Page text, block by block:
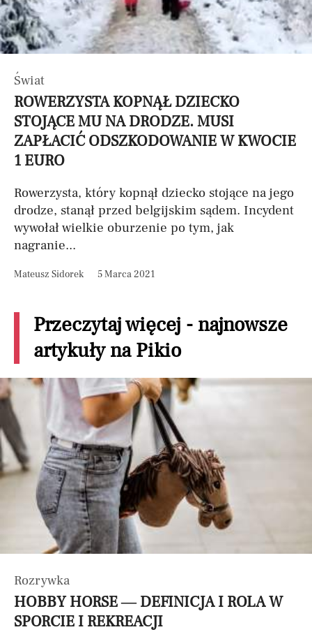
Świat
ROWERZYSTA KOPNĄŁ DZIECKO
STOJĄCE MU NA DRODZE. MUSI
ZAPŁACIĆ ODSZKODOWANIE W KWOCIE
1 EURO
Rowerzysta, który kopnął dziecko stojące na jego
drodze, stanął przed belgijskim sądem. Incydent
wywołał wielkie oburzenie po tym, jak
nagranie...
Mateusz Sidorek 5 Marca 2021
Przeczytaj więcej - najnowsze
artykuły na Pikio
Rozrywka
HOBBY HORSE — DEFINICJA I ROLA W
SPORCIE I REKREACJI